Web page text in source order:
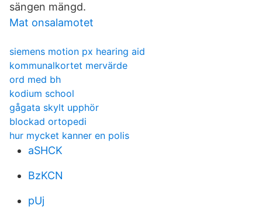
sängen mängd.
Mat onsalamotet
siemens motion px hearing aid
kommunalkortet mervärde
ord med bh
kodium school
gågata skylt upphör
blockad ortopedi
hur mycket kanner en polis
aSHCK
BzKCN
pUj